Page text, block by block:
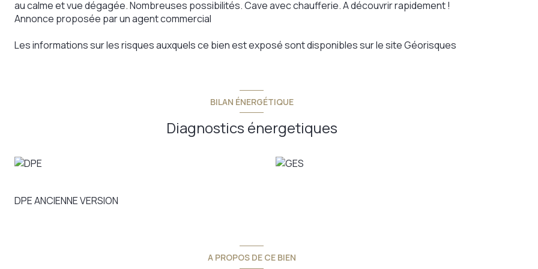
au calme et vue dégagée. Nombreuses possibilités. Cave avec chaufferie. A découvrir rapidement !
Annonce proposée par un agent commercial
Les informations sur les risques auxquels ce bien est exposé sont disponibles sur le siteGéorisques
BILAN ÉNERGÉTIQUE
Diagnostics énergetiques
DPE ANCIENNE VERSION
A PROPOS DE CE BIEN